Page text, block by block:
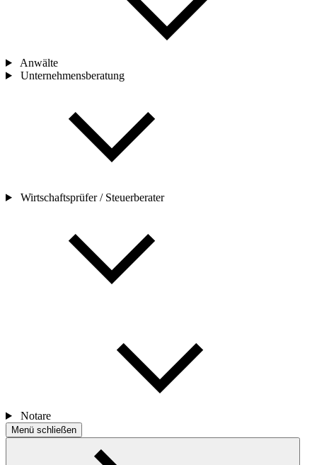
Anwälte
Unternehmensberatung
Wirtschaftsprüfer / Steuerberater
Notare
Menü schließen